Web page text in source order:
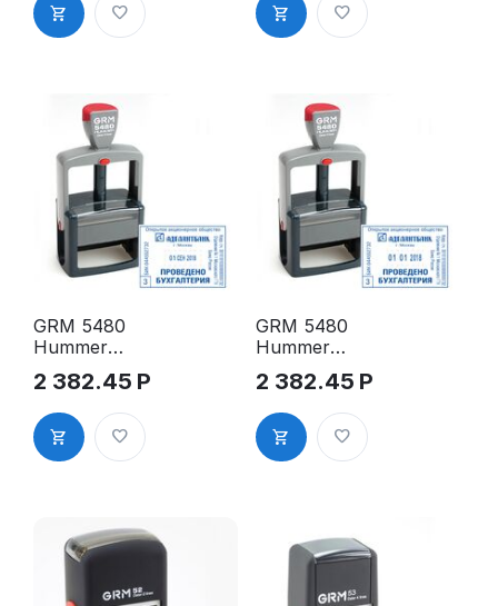
GRM 5480
Hummer
датер
РУССКИЙ
69х50 мм
2 382.45 Р
GRM 5480
Hummer
датер
ЦИФРОВОЙ
69х50 мм
2 382.45 Р